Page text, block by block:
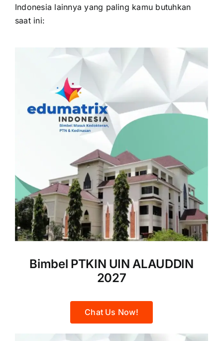
Indonesia lainnya yang paling kamu butuhkan
saat ini:
Bimbel PTKIN UIN ALAUDDIN
2027
Chat Us Now!